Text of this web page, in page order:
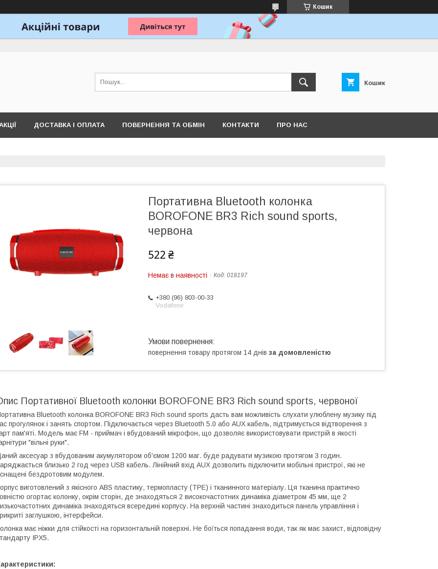
Кошик
Кошик
ДОСТАВКА І ОПЛАТА ПОВЕРНЕННЯ ТА ОБМІН КОНТАКТИ ПРО НАС
Портативна Bluetooth колонка
BOROFONE BR3 Rich sound sports,
червона
522 ₴
Немає в наявності Код: 018197
+380 (96) 803-00-33
Vodafone
повернення товару протягом 14 днів за домовленістю
Портативної Bluetooth колонки BOROFONE BR3 Rich sound sports, червоної
Bluetooth колонка BOROFONE BR3 Rich sound sports дасть вам можливість слухати улюблену музику під
прогулянок і занять спортом. Підключається через Bluetooth 5.0 або AUX кабель, підтримується відтворення з
пам'яті. Модель має FM - приймач і вбудований мікрофон, що дозволяє використовувати пристрій в якості
"вільні руки".
аксесуар з вбудованим акумулятором об'ємом 1200 маг. буде радувати музикою протягом 3 годин.
близько 2 год через USB кабель. Лінійний вхід AUX дозволить підключити мобільні пристрої, які не
бездротовим модулем.
виготовлений з якісного ABS пластику, термопласту (TPE) і тканинного матеріалу. Ця тканина практично
огортає колонку, окрім сторін, де знаходяться 2 високочастотних динаміка діаметром 45 мм, ще 2
динаміка знаходяться всередині корпусу. На верхній частині знаходиться панель управління і
заглушкою, інтерфейси.
має ніжки для стійкості на горизонтальній поверхні. Не боїться попадання води, так як має захист, відповідну
IPX5.